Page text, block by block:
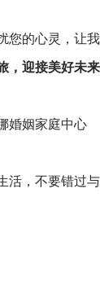
您的心灵，让
，迎接美好未来
婚姻家庭中心
活，不要错过